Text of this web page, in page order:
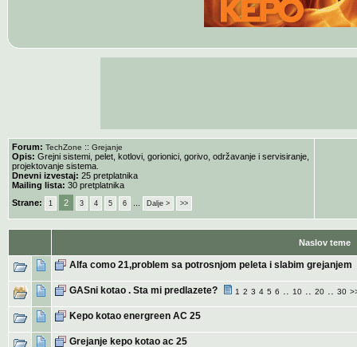
Forum: TechZone :: Grejanje
Opis: Grejni sistemi, pelet, kotlovi, gorionici, gorivo, održavanje i servisiranje,
projektovanje sistema.
Dnevni izvestaj: 25 pretplatnika
Mailing lista: 30 pretplatnika
Strane:
1 2 3 4 5 6 Dalje > >>
Naslov teme
Alfa como 21,problem sa potrosnjom peleta i slabim grejanjem
GASni kotao . Sta mi predlazete? 1 2 3 4 5 6 10 20 30
Kepo kotao energreen AC 25
Grejanje kepo kotao ac 25